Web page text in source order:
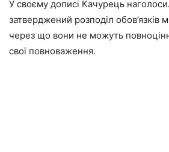
У своєму дописі Качурець
затверджений розподіл обов’язків
через що вони не можуть
свої повноваження.